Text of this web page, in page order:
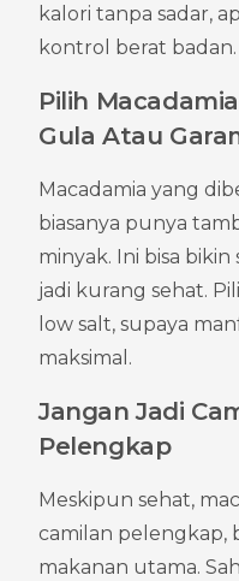
kalori tanpa sadar,
kontrol berat badan.
Pilih
Gula Atau
Macadamia yang
biasanya punya
minyak. Ini bisa
jadi kurang sehat.
low salt, supaya
maksimal.
Jangan Jadi
Pelengkap
Meskipun sehat,
camilan pelengkap,
makanan utama.